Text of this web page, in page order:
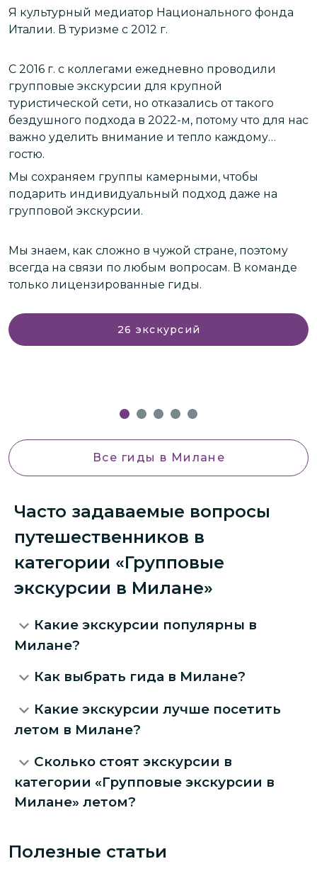
Я культурный медиатор Национального фонда
Италии. В туризме с 2012 г.
С 2016 г. с коллегами ежедневно проводили
групповые экскурсии для крупной
туристической сети, но отказались от такого
бездушного подхода в 2022-м, потому что для нас
важно уделить внимание и тепло каждому
гостю.
Мы сохраняем группы камерными, чтобы
подарить индивидуальный подход даже на
групповой экскурсии.
Мы знаем, как сложно в чужой стране, поэтому
всегда на связи по любым вопросам. В команде
только лицензированные гиды.
26 экскурсий
Все гиды в Милане
Часто задаваемые вопросы
путешественников в
категории «Групповые
экскурсии в Милане»
Какие экскурсии популярны в
Милане?
Как выбрать гида в Милане?
Какие экскурсии лучше посетить
летом в Милане?
Сколько стоят экскурсии в
категории «Групповые экскурсии в
Милане» летом?
Полезные статьи